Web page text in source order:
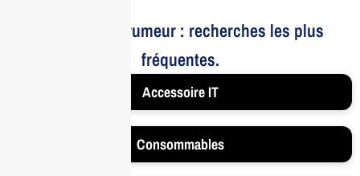
Le bruit et la rumeur : recherches les plus
fréquentes.
Accessoire IT
Consommables